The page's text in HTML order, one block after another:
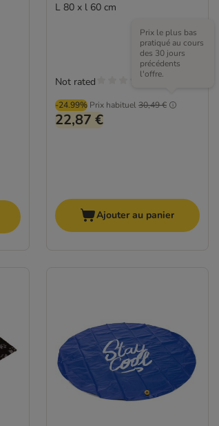
L 80 x l 60 cm
-24.99% Prix habituel30,49 €
Prix le plus bas
pratiqué au cours
des 30 jours
précédents
l'offre.
22,87 €
Not rated
Ajouter au panier